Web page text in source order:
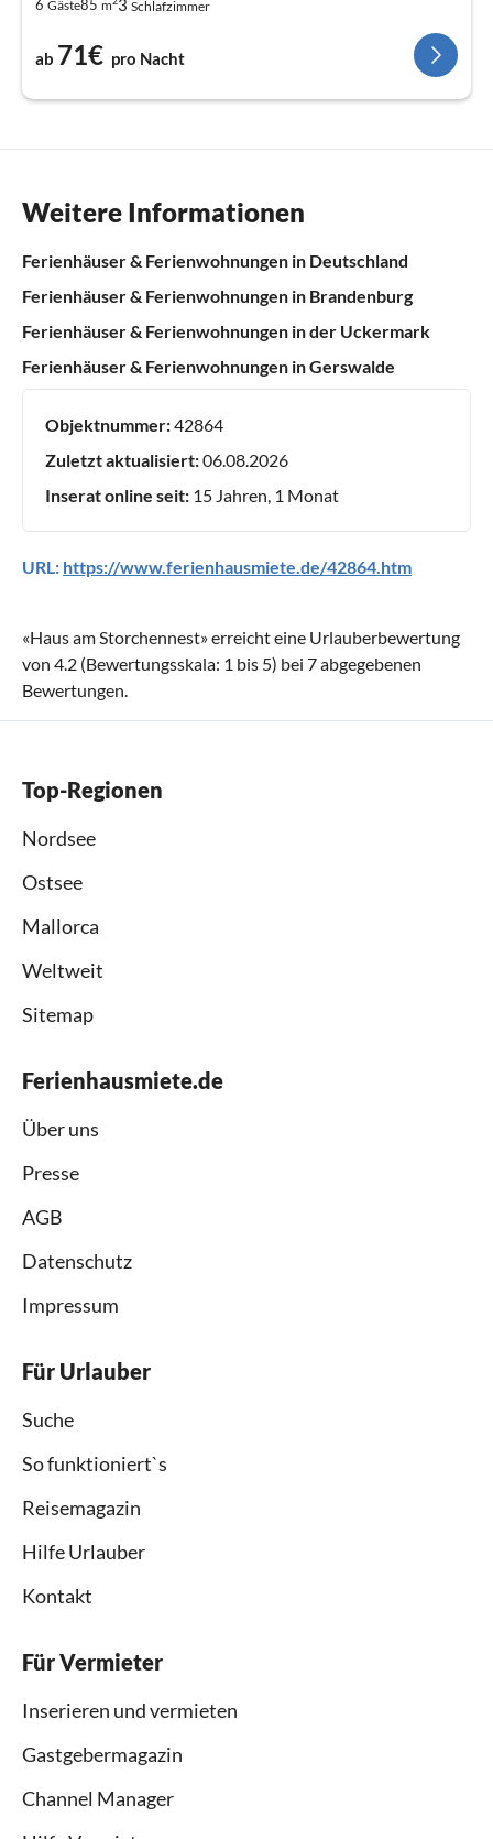
6 Gäste85 m 3 Schlafzimmer
ab 71€ pro Nacht
Weitere Informationen
Ferienhäuser & Ferienwohnungen in Deutschland
Ferienhäuser & Ferienwohnungen in Brandenburg
Ferienhäuser & Ferienwohnungen in der Uckermark
Ferienhäuser & Ferienwohnungen in Gerswalde
Objektnummer:42864
Zuletzt aktualisiert:06.08.2026
Inserat online seit: 15 Jahren, 1 Monat
URL: https://www.ferienhausmiete.de/42864.htm
«Haus am Storchennest» erreicht eine Urlauberbewertung
von 4.2 (Bewertungsskala: 1 bis 5) bei 7abgegebenen
Bewertungen.
Top-Regionen
Nordsee
Ostsee
Mallorca
Weltweit
Sitemap
Ferienhausmiete.de
Über uns
Presse
AGB
Datenschutz
Impressum
Für Urlauber
Suche
So funktioniert`s
Reisemagazin
Hilfe Urlauber
Kontakt
Für Vermieter
Inserieren und vermieten
Gastgebermagazin
Channel Manager